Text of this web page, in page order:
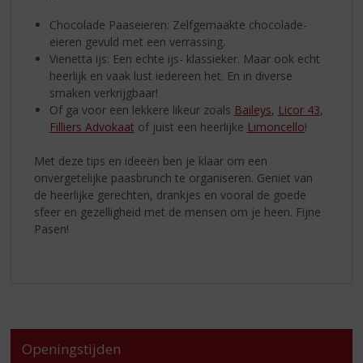
Chocolade Paaseieren: Zelfgemaakte chocolade-
eieren gevuld met een verrassing.
Vienetta ijs: Een echte ijs- klassieker. Maar ook echt
heerlijk en vaak lust iedereen het. En in diverse
smaken verkrijgbaar!
Of ga voor een lekkere likeur zoals Baileys, Licor 43,
Filliers Advokaat of juist een heerlijke Limoncello!
Met deze tips en ideeën ben je klaar om een
onvergetelijke paasbrunch te organiseren. Geniet van
de heerlijke gerechten, drankjes en vooral de goede
sfeer en gezelligheid met de mensen om je heen. Fijne
Pasen!
Openingstijden